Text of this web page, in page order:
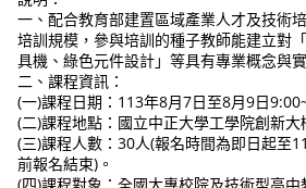
一、配合教育部建置區域產業人才及技術
培訓規模，參與培訓的種子教師能建立對
具機、綠色元件設計」等具有專業概念與
二、課程資訊：
(一)課程日期：113年8月7日至8月9日
(二)課程地點：國立中正大學工學院創新大
(三)課程人數：30人(報名時間為即日起至
前報名結束)。